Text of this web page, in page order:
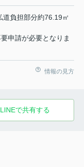
負担部分約76.19㎡
申請が必要となりま
情報の見方
LINEで共有する